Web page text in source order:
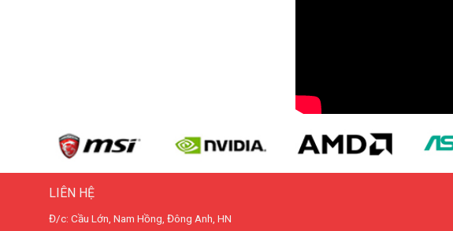
LIÊN HỆ
Đ/c: Cầu Lớn, Nam Hồng, Đông Anh, HN